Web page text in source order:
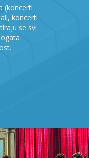
(koncerti
koncerti
se svi